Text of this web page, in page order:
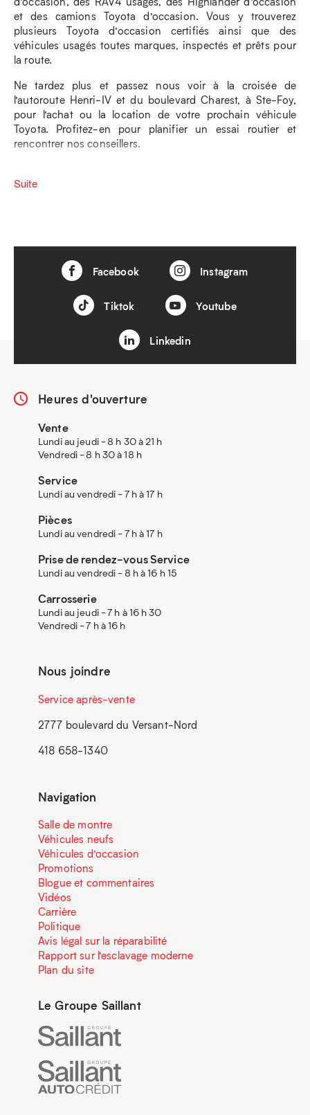
et des camions Toyota d’occasion. Vous y trouverez
plusieurs Toyota d’occasion certifiés ainsi que des
véhicules usagés toutes marques, inspectés et prêts pour
la route.
Ne tardez plus et passez nous voir à la croisée de
l’autoroute Henri-IV et du boulevard Charest, à Ste-Foy,
pour l’achat ou la location de votre prochain véhicule
Toyota. Profitez-en pour planifier un essai routier et
rencontrer nos conseillers.
Suite
Facebook Instagram
Tiktok Youtube
Linkedin
Heures d'ouverture
Vente
Lundi au jeudi - 8 h 30 à 21 h
Vendredi - 8 h 30 à 18 h
Service
Lundi au vendredi - 7 h à 17 h
Pièces
Lundi au vendredi - 7 h à 17 h
Prise de rendez-vous Service
Lundi au vendredi - 8 h à 16 h 15
Carrosserie
Lundi au jeudi - 7 h à 16 h 30
Vendredi - 7 h à 16 h
Nous joindre
Service après-vente
2777 boulevard du Versant-Nord
418 658-1340
Navigation
Salle de montre
Véhicules neufs
Véhicules d’occasion
Promotions
Blogue et commentaires
Vidéos
Carrière
Politique
Avis légal sur la réparabilité
Rapport sur l’esclavage moderne
Plan du site
Le Groupe Saillant